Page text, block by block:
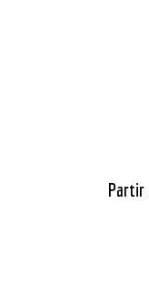
Partir